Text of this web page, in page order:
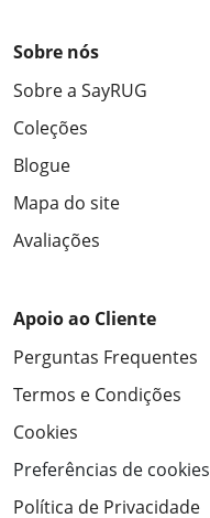
Sobre nós
Sobre a SayRUG
Coleções
Blogue
Mapa do site
Avaliações
Apoio ao Cliente
Perguntas Frequentes
Termos e Condições
Cookies
Preferências de cookies
Política de Privacidade